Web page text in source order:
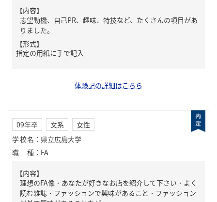
【内容】
志望動機、自己PR、趣味、特技など、たくさんの項目があ
りました。
【形式】
指定の用紙に手で記入
体験記の詳細はこちら
09年卒 文系
女性
学校名 ： 県立広島大学
職種 ： FA
【内容】
理想のFA像・あなたが好きなお店を紹介して下さい・よく
読む雑誌・ファッションで興味があること・ファッション